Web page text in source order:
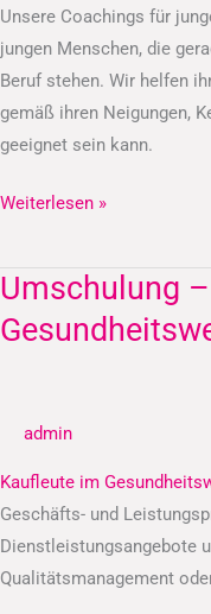
Unsere Coachings für
jungen Menschen, die
Beruf stehen. Wir helfen
gemäß ihren Neigungen,
geeignet sein kann.
Weiterlesen »
Umschulung
admin
Kaufleute im
Geschäfts- und
Dienstleistungsangebote
Qualitätsmanagement
Umschulung
–
Kaufleute
(IHK)